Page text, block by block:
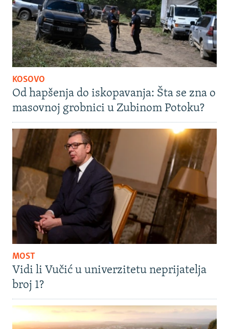
KOSOVO
Od hapšenja do iskopavanja: Šta se zna o
masovnoj grobnici u Zubinom Potoku?
MOST
Vidi li Vučić u univerzitetu neprijatelja
broj 1?